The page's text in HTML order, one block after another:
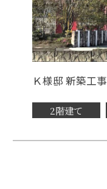
Ｋ様邸 新築工事
2階建て